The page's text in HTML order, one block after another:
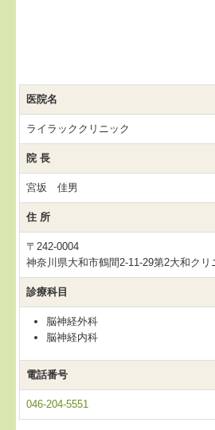
医院名
ライラッククリニック
院 長
宮坂 佳男
住 所
〒242-0004
神奈川県大和市鶴間2-11-29第2大和クリ
診療科目
脳神経外科
脳神経内科
電話番号
046-204-5551